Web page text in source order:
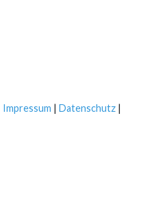
Impressum | Datenschutz |